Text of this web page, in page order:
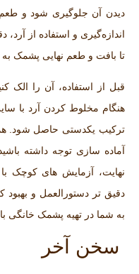
دیدن آن جلوگیری شود و
اندازه‌گیری و استفاده از
تا بافت و طعم نهایی پشمک
قبل از استفاده، آن را الک
هنگام مخلوط کردن آرد با
ترکیب یکدستی حاصل شود.
آماده ‌سازی توجه داشته
نهایت، آزمایش‌ های کوچک
دقیق ‌تر دستورالعمل و
به شما در تهیه پشمک خانگی
سخن آخر